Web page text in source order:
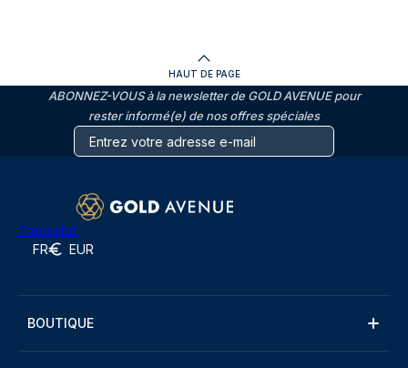
HAUT DE PAGE
ABONNEZ-VOUS à la newsletter de GOLD AVENUE pour
rester informé(e) de nos offres spéciales
Trustpilot
FR EUR
BOUTIQUE